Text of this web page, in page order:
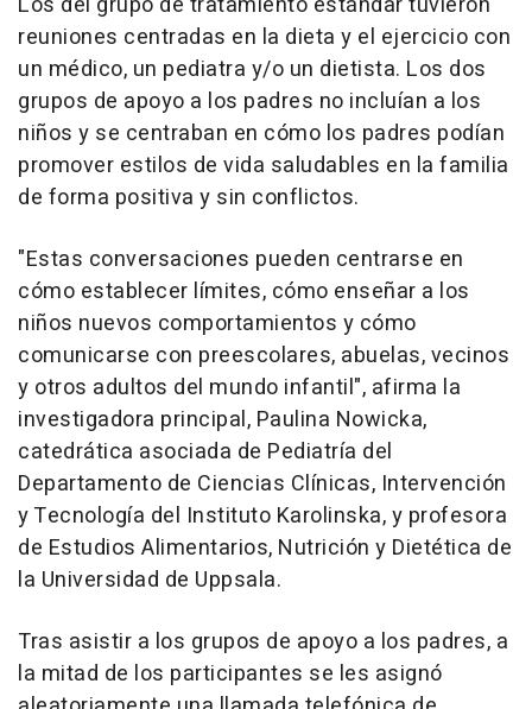
reuniones centradas en la dieta y el ejercicio con
un médico, un pediatra y/o un dietista. Los dos
grupos de apoyo a los padres no incluían a los
niños y se centraban en cómo los padres podían
promover estilos de vida saludables en la familia
de forma positiva y sin conflictos.
"Estas conversaciones pueden centrarse en
cómo establecer límites, cómo enseñar a los
niños nuevos comportamientos y cómo
comunicarse con preescolares, abuelas, vecinos
y otros adultos del mundo infantil", afirma la
investigadora principal, Paulina Nowicka,
catedrática asociada de Pediatría del
Departamento de Ciencias Clínicas, Intervención
y Tecnología del Instituto Karolinska, y profesora
de Estudios Alimentarios, Nutrición y Dietética de
la Universidad de Uppsala.
Tras asistir a los grupos de apoyo a los padres, a
la mitad de los participantes se les asignó